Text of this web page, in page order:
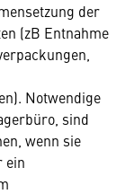
der
(zB Entnahme
Notwendige
sind
wenn sie
ein